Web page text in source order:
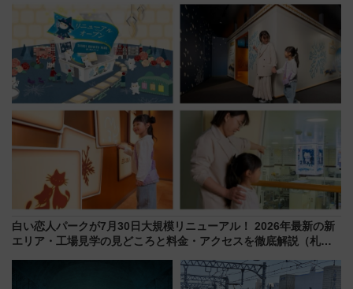
メリカングルメ＆絶品スイーツ
を満喫（千葉県浦安市）
いを満喫しよう（花火鑑賞会応
募は7/12まで！）
白い恋人パークが7月30日大規模リニューアル！ 2026年最新の新
エリア・工場見学の見どころと料金・アクセスを徹底解説（札幌